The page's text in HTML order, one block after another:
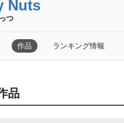
Nuts
つ
作品 ランキング情報
品